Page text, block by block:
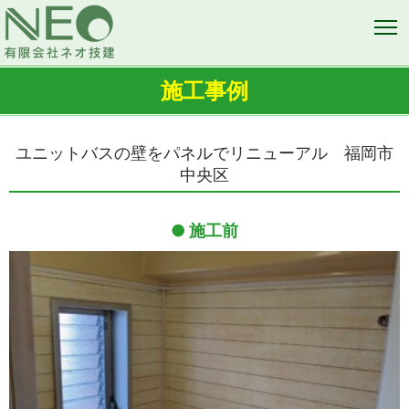
施工事例
ユニットバスの壁をパネルでリニューアル 福岡市
中央区
施工前